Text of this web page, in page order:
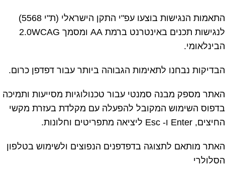
התאמות הנגישות בוצעו עפ"י התקן הישראלי (ת"י 5568)
לנגישות תכנים באינטרנט ברמת AA ומסמך 2.0WCAG
הבינלאומי.
הבדיקות נבחנו לתאימות הגבוהה ביותר עבור דפדפן כרום.
האתר מספק מבנה סמנטי עבור טכנולוגיות מסייעות ותמיכה
בדפוס השימוש המקובל להפעלה עם מקלדת בעזרת מקשי
החיצים, Enter ו- Esc ליציאה מתפריטים וחלונות.
האתר מותאם לתצוגה בדפדפנים הנפוצים ולשימוש בטלפון
הסלולרי